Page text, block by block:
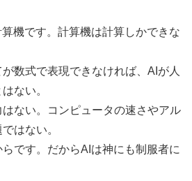
機です。計算機は計算しかできな
数式で表現できなければ、AIが人
ない。
ない。コンピュータの速さやアル
はない。
です。だからAIは神にも制服者に